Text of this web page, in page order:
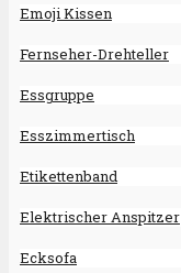
Emoji Kissen
Fernseher-Drehteller
Essgruppe
Esszimmertisch
Etikettenband
Elektrischer Anspitzer
Ecksofa